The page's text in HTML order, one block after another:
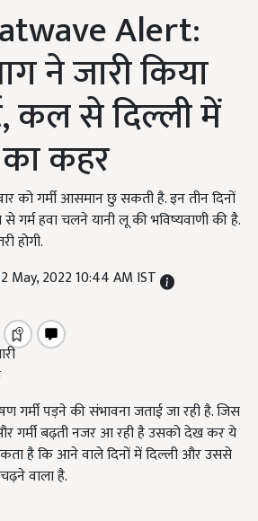
Alert:
ने जारी किया
कल से दिल्ली में
कहर
को गर्मी आसमान छु सकती है. इन तीन दिनों
गर्म हवा चलने यानी लू की भविष्यवाणी की है.
होगी.
May, 2022 10:44 AM IST
गर्मी पड़ने की संभावना जताई जा रही है. जिस
गर्मी बढ़ती नजर आ रही है उसको देख कर ये
है कि आने वाले दिनों में दिल्ली और उससे
वाला है.